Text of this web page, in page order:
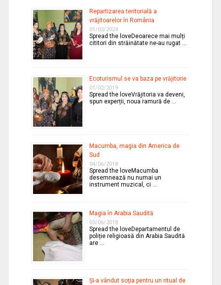
Repartizarea teritorială a
vrăjitoarelor în România
01/02/2024
Spread the loveDeoarece mai mulți
cititori din străinătate ne-au rugat …
Ecoturismul se va baza pe vrăjitorie
01/02/2019
Spread the loveVrăjitoria va deveni,
spun experții, noua ramură de …
Macumba, magia din America de
Sud
04/06/2018
Spread the loveMacumba
desemnează nu numai un
instrument muzical, ci …
Magia în Arabia Saudită
03/06/2018
Spread the loveDepartamentul de
poliție religioasă din Arabia Saudită
are …
Şi-a vândut soţia pentru un ritual de